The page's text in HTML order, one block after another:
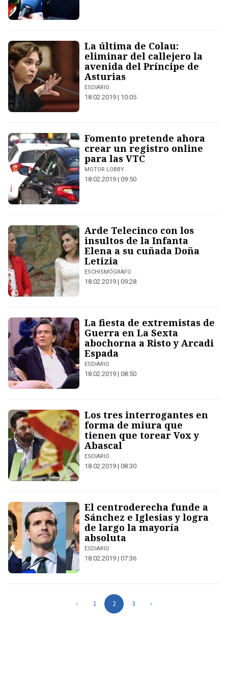
La última de Colau:
eliminar del callejero la
avenida del Príncipe de
Asturias
ESDIARIO
18.02.2019 | 10:05
Fomento pretende ahora
crear un registro online
para las VTC
MOTOR LOBBY
18.02.2019 | 09:50
Arde Telecinco con los
insultos de la Infanta
Elena a su cuñada Doña
Letizia
ESCHISMÓGRAFO
18.02.2019 | 09:28
La fiesta de extremistas de
Guerra en La Sexta
abochorna a Risto y Arcadi
Espada
ESDIARIO
18.02.2019 | 08:50
Los tres interrogantes en
forma de miura que
tienen que torear Vox y
Abascal
ESDIARIO
18.02.2019 | 08:30
El centroderecha funde a
Sánchez e Iglesias y logra
de largo la mayoría
absoluta
ESDIARIO
18.02.2019 | 07:36
‹ 1 2 3 ›